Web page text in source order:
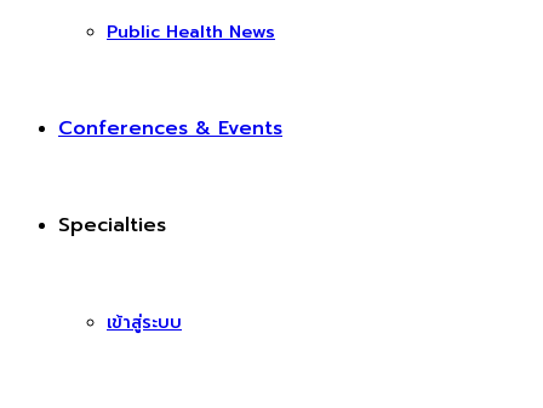
Public Health News
Conferences & Events
Specialties
เข้าสู่ระบบ